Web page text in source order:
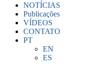
NOTÍCIAS
Publicações
VÍDEOS
CONTATO
PT
EN
ES